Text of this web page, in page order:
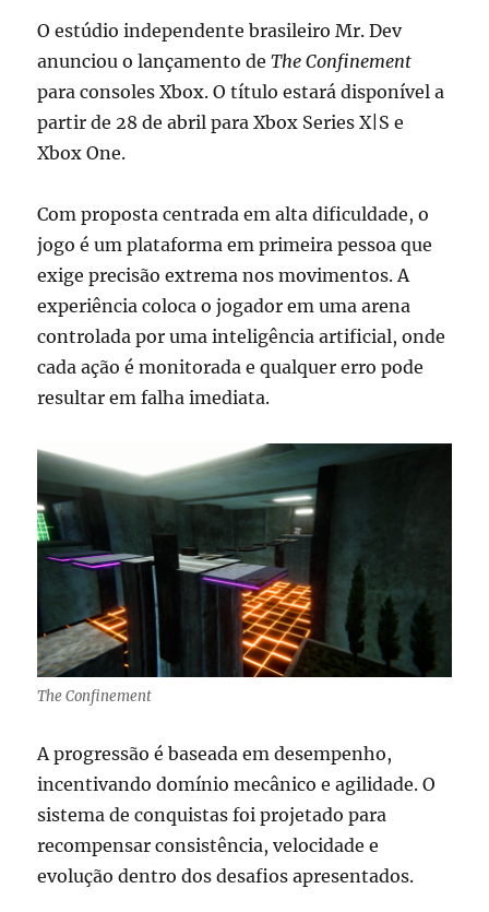
O estúdio independente brasileiro Mr. Dev
anunciou o lançamento deThe Confinement
para consoles Xbox. O título estará disponível a
partir de 28 de abril para Xbox Series X|S e
Xbox One.
Com proposta centrada em alta dificuldade, o
jogo é um plataforma em primeira pessoa que
exige precisão extrema nos movimentos. A
experiência coloca o jogador em uma arena
controlada por uma inteligência artificial, onde
cada ação é monitorada e qualquer erro pode
resultar em falha imediata.
The Confinement
A progressão é baseada em desempenho,
incentivando domínio mecânico e agilidade. O
sistema de conquistas foi projetado para
recompensar consistência, velocidade e
evolução dentro dos desafios apresentados.